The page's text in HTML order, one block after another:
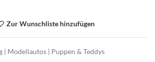
Zur Wunschliste hinzufügen
| Modellautos | Puppen & Teddys